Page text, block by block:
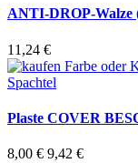
ANTI-DROP-Walze
11,24 €
Plaste COVER
8,00 € 9,42 €